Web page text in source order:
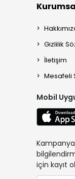
Gizlilik
İletişim
Mesafeli
Mobil
için kayıt